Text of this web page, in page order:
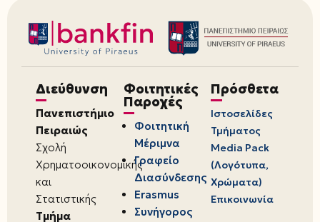
Διεύθυνση
Πανεπιστήμιο
Πειραιώς
Σχολή
Χρηματοοικονομικής
και
Στατιστικής
Τμήμα
Φοιτητικές
Παροχές
Φοιτητική
Μέριμνα
Γραφείο
Διασύνδεσης
Erasmus
Συνήγορος
Πρόσθετα
Ιστοσελίδες
Τμήματος
Media Pack
(Λογότυπα,
Χρώματα)
Επικοινωνία